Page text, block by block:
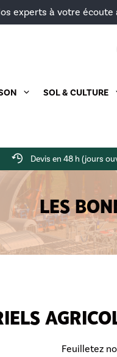
experts à votre écoute
Remorque
SOL & CULTURE
Herse
Devis en 48 h (jours
LES
Feuilletez